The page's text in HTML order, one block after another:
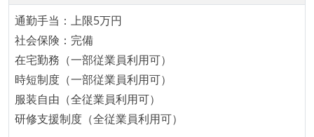
となって行う
全体のスケジュール管理は、途中の成果を随時確認し
ながら、納期または盛り込む機能を柔軟に調整する形
で行う
プロダクトの開発言語やフレームワークなど主要な構
成技術は、基本的に最新版より1年以上ビハインドし
ていない
通勤手当：上限5万円
社会保険：完備
在宅勤務（一部従業員利用可）
時短制度（一部従業員利用可）
服装自由（全従業員利用可）
研修支援制度（全従業員利用可）